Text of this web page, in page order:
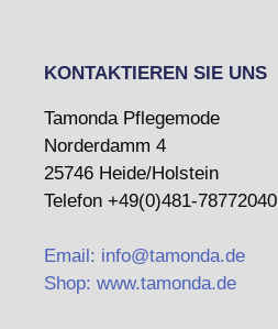
KONTAKTIEREN SIE UNS
Tamonda Pflegemode
Norderdamm 4
25746 Heide/Holstein
Telefon +49(0)481-78772040
Email: info@tamonda.de
Shop: www.tamonda.de